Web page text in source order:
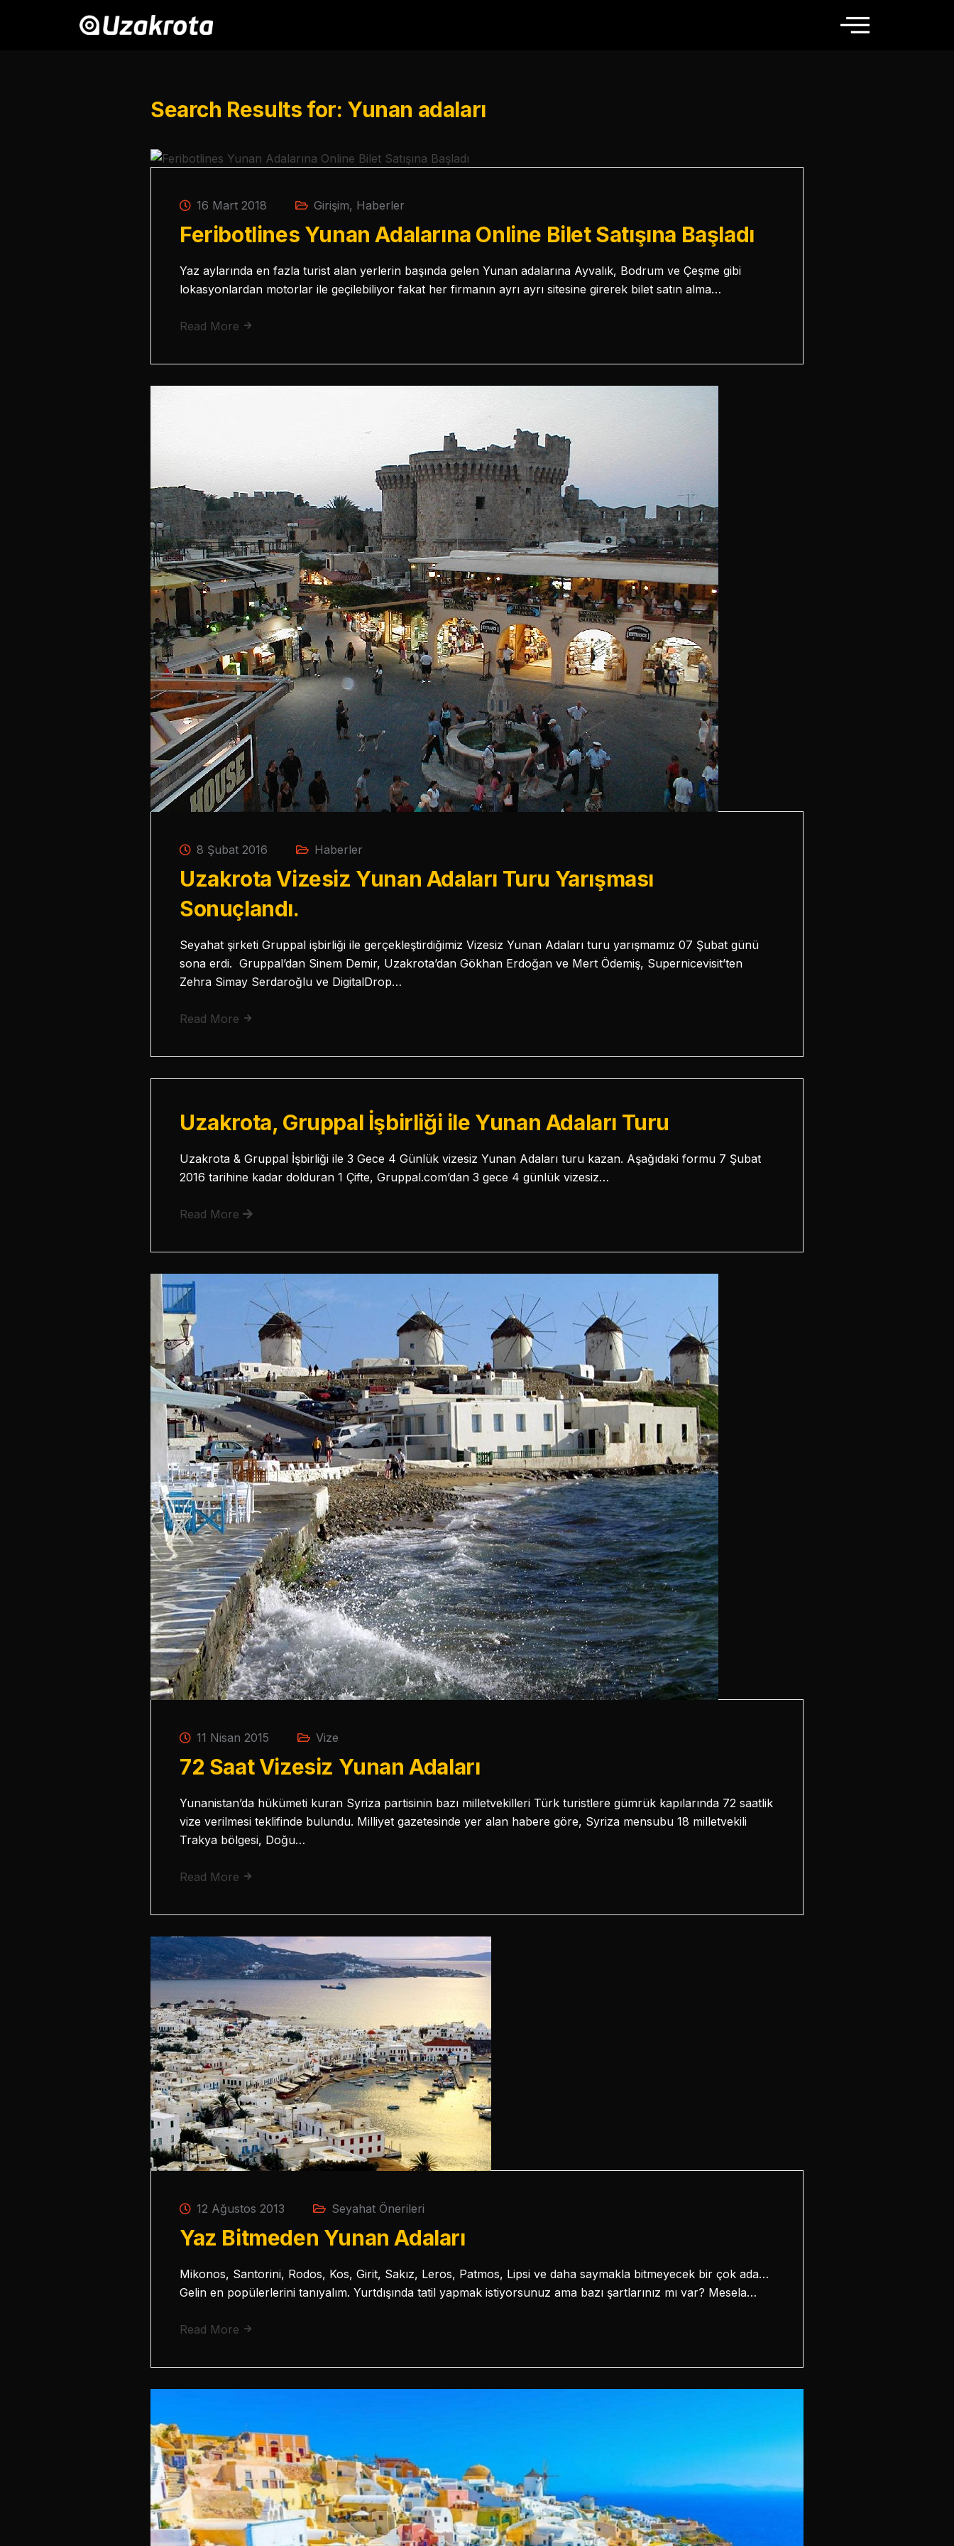
Search Results for: Yunan adaları
16 Mart 2018 Girişim, Haberler
Feribotlines Yunan Adalarına Online Bilet Satışına Başladı
Yaz aylarında en fazla turist alan yerlerin başında gelen Yunan adalarına Ayvalık, Bodrum ve Çeşme gibi
lokasyonlardan motorlar ile geçilebiliyor fakat her firmanın ayrı ayrı sitesine girerek bilet satın alma…
Read More
8 Şubat 2016 Haberler
Uzakrota Vizesiz Yunan Adaları Turu Yarışması
Sonuçlandı.
Seyahat şirketi Gruppal işbirliği ile gerçekleştirdiğimiz Vizesiz Yunan Adaları turu yarışmamız 07 Şubat günü
sona erdi. Gruppal’dan Sinem Demir, Uzakrota’dan Gökhan Erdoğan ve Mert Ödemiş, Supernicevisit’ten
Zehra Simay Serdaroğlu ve DigitalDrop…
Read More
Uzakrota, Gruppal İşbirliği ile Yunan Adaları Turu
Uzakrota & Gruppal İşbirliği ile 3 Gece 4 Günlük vizesiz Yunan Adaları turu kazan. Aşağıdaki formu 7 Şubat
2016 tarihine kadar dolduran 1 Çifte, Gruppal.com’dan 3 gece 4 günlük vizesiz…
Read More
11 Nisan 2015 Vize
72 Saat Vizesiz Yunan Adaları
Yunanistan’da hükümeti kuran Syriza partisinin bazı milletvekilleri Türk turistlere gümrük kapılarında 72 saatlik
vize verilmesi teklifinde bulundu. Milliyet gazetesinde yer alan habere göre, Syriza mensubu 18 milletvekili
Trakya bölgesi, Doğu…
Read More
12 Ağustos 2013 Seyahat Önerileri
Yaz Bitmeden Yunan Adaları
Mikonos, Santorini, Rodos, Kos, Girit, Sakız, Leros, Patmos, Lipsi ve daha saymakla bitmeyecek bir çok ada…
Gelin en popülerlerini tanıyalım. Yurtdışında tatil yapmak istiyorsunuz ama bazı şartlarınız mı var? Mesela…
Read More